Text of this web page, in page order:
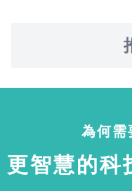
為何
更智慧的科